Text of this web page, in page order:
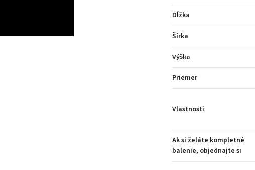
Dĺžka
Šírka
Výška
Priemer
Vlastnosti
Ak si želáte kompletné
balenie, objednajte si